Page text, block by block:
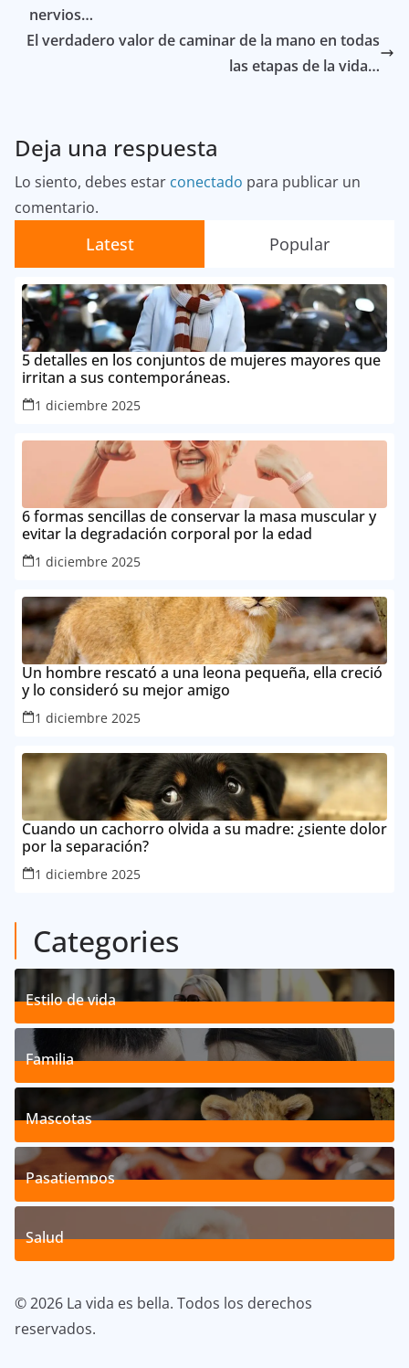
nervios…
El verdadero valor de caminar de la mano en todas
las etapas de la vida…
Deja una respuesta
Lo siento, debes estar conectado para publicar un
comentario.
Latest Popular
5 detalles en los conjuntos de mujeres mayores que
irritan a sus contemporáneas.
1 diciembre 2025
6 formas sencillas de conservar la masa muscular y
evitar la degradación corporal por la edad
1 diciembre 2025
Un hombre rescató a una leona pequeña, ella creció
y lo consideró su mejor amigo
1 diciembre 2025
Cuando un cachorro olvida a su madre: ¿siente dolor
por la separación?
1 diciembre 2025
Categories
Estilo de vida
192Posts
Familia
527Posts
Mascotas
119Posts
Pasatiempos
39Posts
Salud
© 2026 La vida es bella. Todos los derechos
reservados.